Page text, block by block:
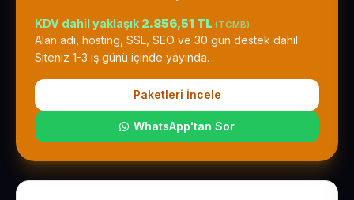
KDV dahil yaklaşık 2.856,51 TL (TCMB)
Alan adı, hosting, SSL, SEO ve 30 gün destek dahil.
Siteniz 1-3 iş günü içinde yayında.
Paketleri İncele
WhatsApp'tan Sor